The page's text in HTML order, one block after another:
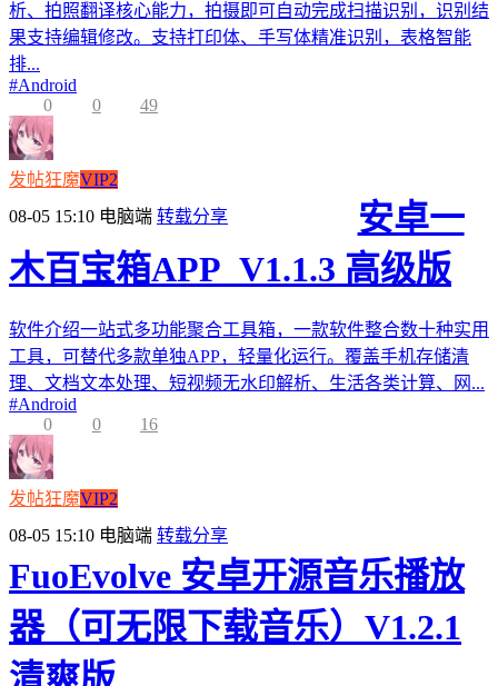
析、拍照翻译核心能力，拍摄即可自动完成扫描识别，识别结
果支持编辑修改。支持打印体、手写体精准识别，表格智能
排...
#Android
0
0 49
发帖狂魔VIP2
08-05 15:10 电脑端 转载分享
安卓一
木百宝箱APP_V1.1.3 高级版
软件介绍一站式多功能聚合工具箱，一款软件整合数十种实用
工具，可替代多款单独APP，轻量化运行。覆盖手机存储清
理、文档文本处理、短视频无水印解析、生活各类计算、网...
#Android
0
0 16
发帖狂魔VIP2
08-05 15:10 电脑端 转载分享
FuoEvolve 安卓开源音乐播放
器（可无限下载音乐）V1.2.1